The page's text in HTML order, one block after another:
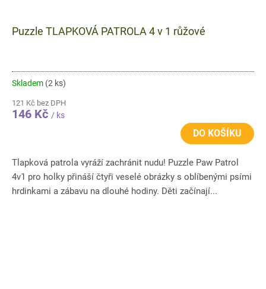
Puzzle TLAPKOVÁ PATROLA 4 v 1 růžové
Skladem (2 ks)
121 Kč bez DPH
146 Kč / ks
DO KOŠÍKU
Tlapková patrola vyráží zachránit nudu! Puzzle Paw Patrol
4v1 pro holky přináší čtyři veselé obrázky s oblíbenými psími
hrdinkami a zábavu na dlouhé hodiny. Děti začínají...